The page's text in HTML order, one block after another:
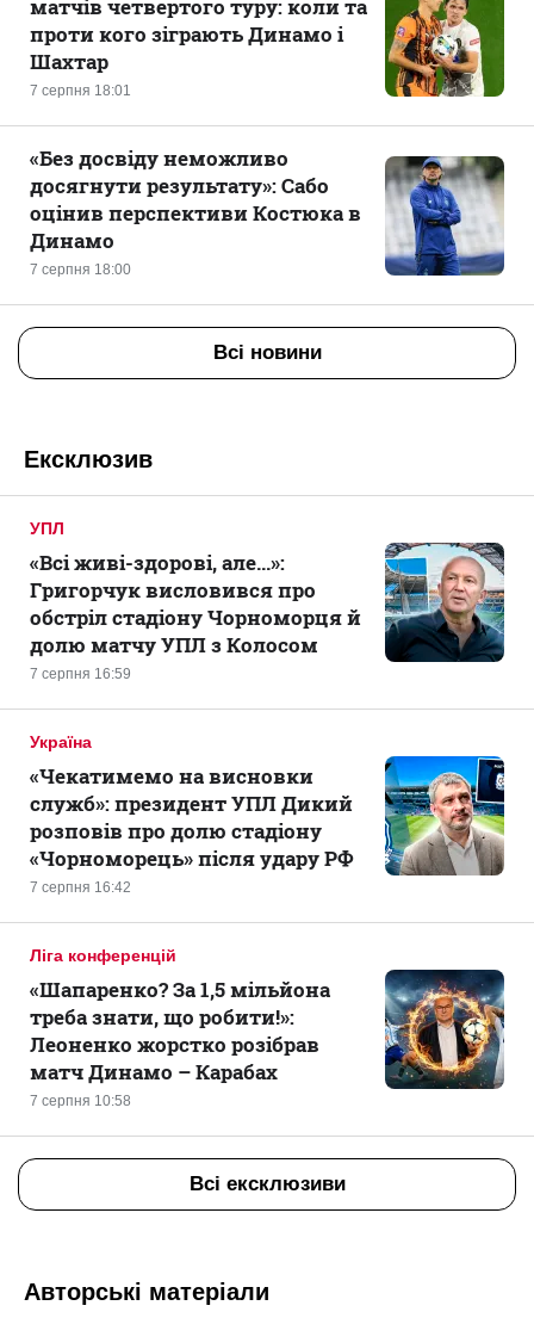
7 серпня 18:01
матчів четвертого туру: коли та
проти кого зіграють Динамо і
Шахтар
7 серпня 18:00
«Без досвіду неможливо
досягнути результату»: Сабо
оцінив перспективи Костюка в
Динамо
Всі новини
Ексклюзив
УПЛ
7 серпня 16:59
«Всі живі-здорові, але...»:
Григорчук висловився про
обстріл стадіону Чорноморця й
долю матчу УПЛ з Колосом
Україна
7 серпня 16:42
«Чекатимемо на висновки
служб»: президент УПЛ Дикий
розповів про долю стадіону
«Чорноморець» після удару РФ
Ліга конференцій
7 серпня 10:58
«Шапаренко? За 1,5 мільйона
треба знати, що робити!»:
Леоненко жорстко розібрав
матч Динамо – Карабах
Всі ексклюзиви
Авторські матеріали